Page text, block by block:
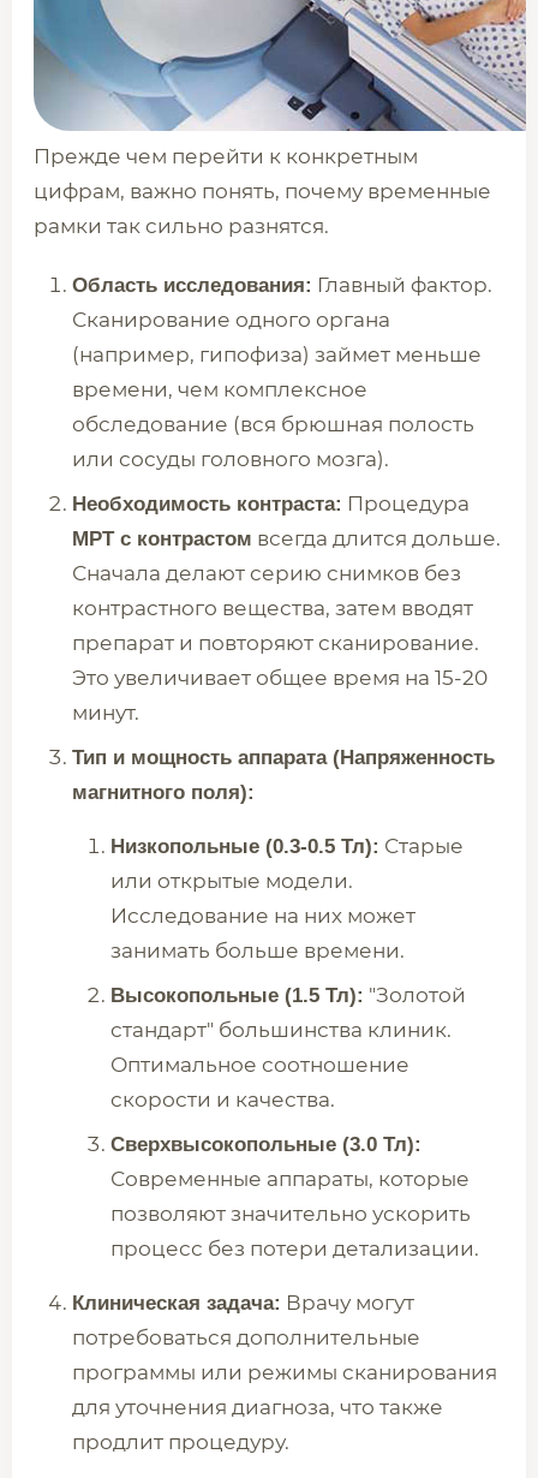
Прежде чем перейти к конкретным
цифрам, важно понять, почему временные
рамки так сильно разнятся.
Область исследования: Главный фактор.
Сканирование одного органа
(например, гипофиза) займет меньше
времени, чем комплексное
обследование (вся брюшная полость
или сосуды головного мозга).
Необходимость контраста: Процедура
МРТ с контрастом всегда длится дольше.
Сначала делают серию снимков без
контрастного вещества, затем вводят
препарат и повторяют сканирование.
Это увеличивает общее время на 15-20
минут.
Тип и мощность аппарата (Напряженность
магнитного поля):
Низкопольные (0.3-0.5 Тл): Старые
или открытые модели.
Исследование на них может
занимать больше времени.
Высокопольные (1.5 Тл): "Золотой
стандарт" большинства клиник.
Оптимальное соотношение
скорости и качества.
Сверхвысокопольные (3.0 Тл):
Современные аппараты, которые
позволяют значительно ускорить
процесс без потери детализации.
Клиническая задача: Врачу могут
потребоваться дополнительные
программы или режимы сканирования
для уточнения диагноза, что также
продлит процедуру.